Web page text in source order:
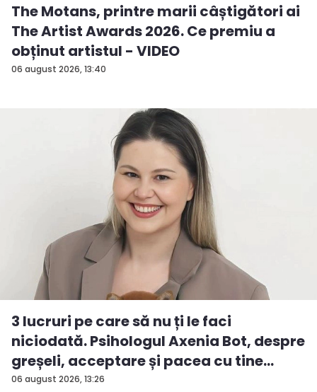
06 august 2026, 13:40
The Motans, printre marii câștigători ai
The Artist Awards 2026. Ce premiu a
obținut artistul - VIDEO
06 august 2026, 13:26
3 lucruri pe care să nu ți le faci
niciodată. Psihologul Axenia Bot, despre
greșeli, acceptare și pacea cu tine
însuți - VIDEO